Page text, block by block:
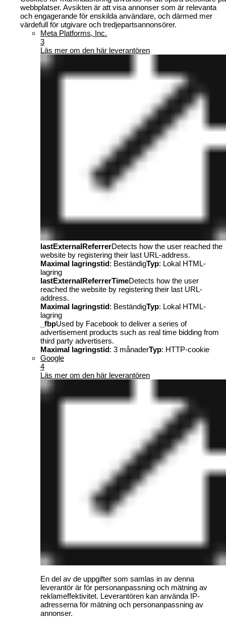
webbplatser. Avsikten är att visa annonser som är relevanta
och engagerande för enskilda användare, och därmed mer
värdefull för utgivare och tredjepartsannonsörer.
Meta Platforms, Inc.
3
Läs mer om den här leverantören
lastExternalReferrerDetects how the user reached the
website by registering their last URL-address.
Maximal lagringstid: BeständigTyp: Lokal HTML-
lagring
lastExternalReferrerTimeDetects how the user
reached the website by registering their last URL-
address.
Maximal lagringstid: BeständigTyp: Lokal HTML-
lagring
_fbpUsed by Facebook to deliver a series of
advertisement products such as real time bidding from
third party advertisers.
Maximal lagringstid: 3 månaderTyp: HTTP-cookie
Google
4
Läs mer om den här leverantören
En del av de uppgifter som samlas in av denna
leverantör är för personanpassning och mätning av
reklameffektivitet. Leverantören kan använda IP-
adresserna för mätning och personanpassning av
annonser.